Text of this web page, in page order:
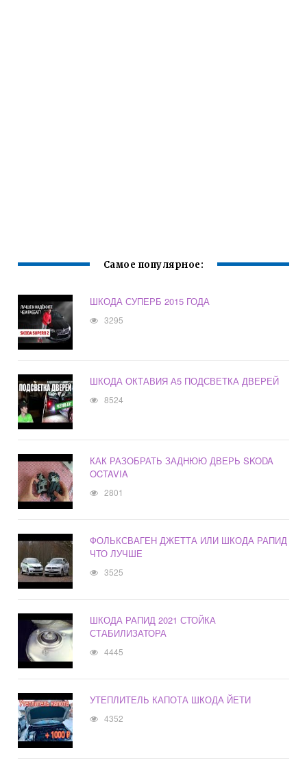
Самое популярное:
ШКОДА СУПЕРБ 2015 ГОДА
3295
ШКОДА ОКТАВИЯ А5 ПОДСВЕТКА ДВЕРЕЙ
8524
КАК РАЗОБРАТЬ ЗАДНЮЮ ДВЕРЬ SKODA
OCTAVIA
2801
ФОЛЬКСВАГЕН ДЖЕТТА ИЛИ ШКОДА РАПИД
ЧТО ЛУЧШЕ
3525
ШКОДА РАПИД 2021 СТОЙКА
СТАБИЛИЗАТОРА
4445
УТЕПЛИТЕЛЬ КАПОТА ШКОДА ЙЕТИ
4352